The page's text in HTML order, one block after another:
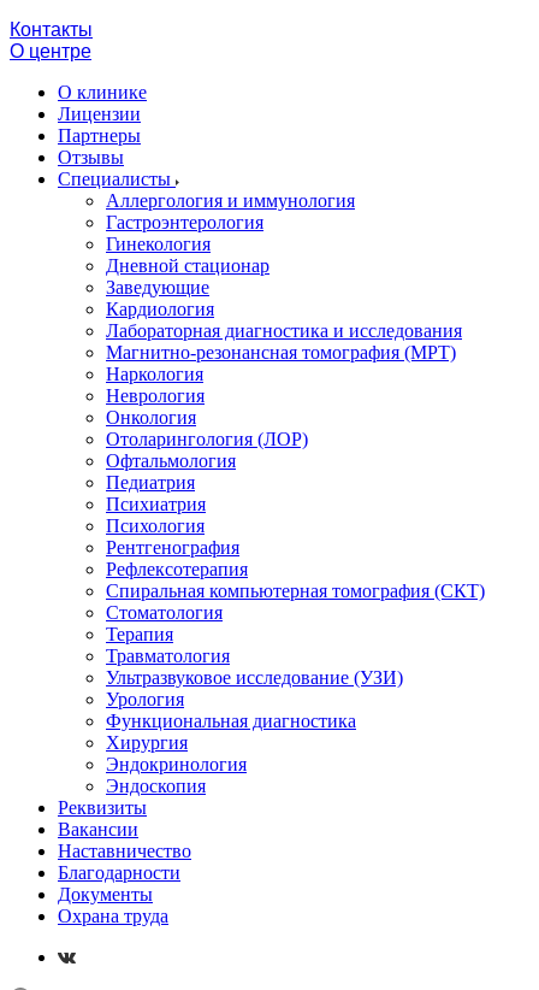
Контакты
О центре
О клинике
Лицензии
Партнеры
Отзывы
Специалисты
Аллергология и иммунология
Гастроэнтерология
Гинекология
Дневной стационар
Заведующие
Кардиология
Лабораторная диагностика и исследования
Магнитно-резонансная томография (МРТ)
Наркология
Неврология
Онкология
Отоларингология (ЛОР)
Офтальмология
Педиатрия
Психиатрия
Психология
Рентгенография
Рефлексотерапия
Спиральная компьютерная томография (СКТ)
Стоматология
Терапия
Травматология
Ультразвуковое исследование (УЗИ)
Урология
Функциональная диагностика
Хирургия
Эндокринология
Эндоскопия
Реквизиты
Вакансии
Наставничество
Благодарности
Документы
Охрана труда